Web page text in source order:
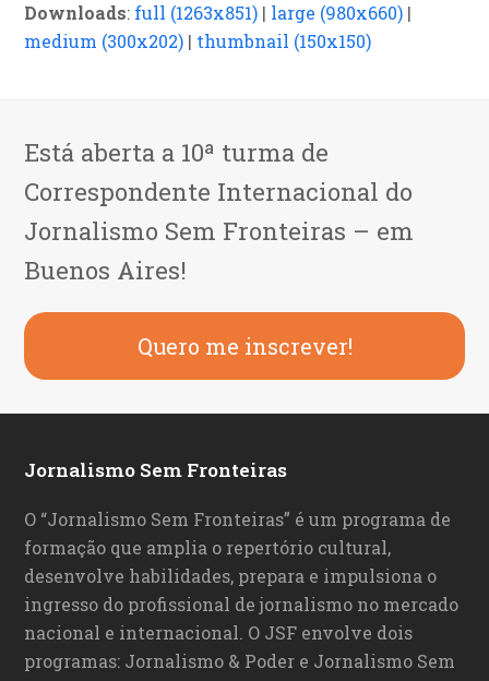
Downloads: full (1263x851) | large (980x660) |
medium (300x202) | thumbnail (150x150)
Está aberta a 10ª turma de
Correspondente Internacional do
Jornalismo Sem Fronteiras – em
Buenos Aires!
Quero me inscrever!
Jornalismo Sem Fronteiras
O “Jornalismo Sem Fronteiras” é um programa de
formação que amplia o repertório cultural,
desenvolve habilidades, prepara e impulsiona o
ingresso do profissional de jornalismo no mercado
nacional e internacional. O JSF envolve dois
programas: Jornalismo & Poder e Jornalismo Sem